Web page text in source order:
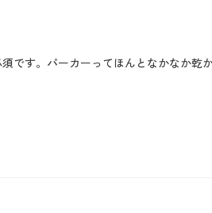
です。パーカーってほんとなかなか